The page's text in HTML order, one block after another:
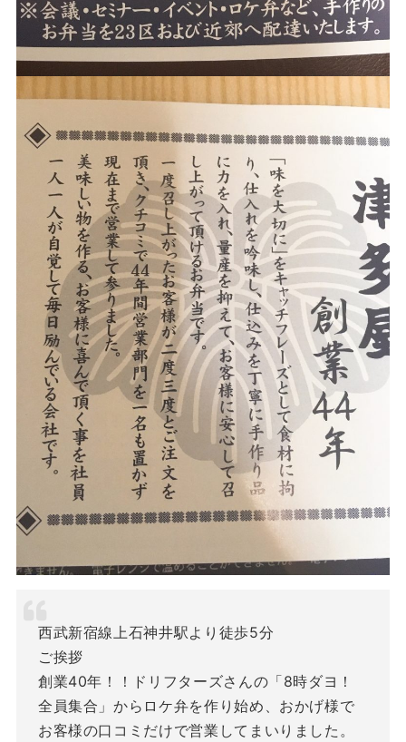
西武新宿線上石神井駅より徒歩5分
ご挨拶
創業40年！！ドリフターズさんの「8時ダヨ！
全員集合」からロケ弁を作り始め、おかげ様で
お客様の口コミだけで営業してまいりました。